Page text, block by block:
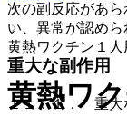
次の副反応があ
い、異常が認めら
重大な副作用
１１．１． 重大
黄熱ワクチン１人
黄熱ワ